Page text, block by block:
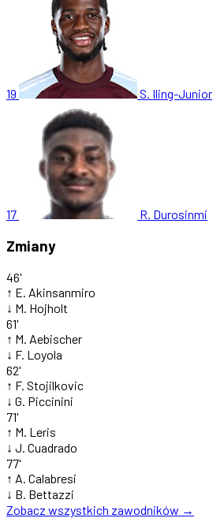
19 S. Iling-Junior
17 R. Durosinmi
Zmiany
46'
↑ E. Akinsanmiro
↓ M. Hojholt
61'
↑ M. Aebischer
↓ F. Loyola
62'
↑ F. Stojilkovic
↓ G. Piccinini
71'
↑ M. Leris
↓ J. Cuadrado
77'
↑ A. Calabresi
↓ B. Bettazzi
Zobacz wszystkich zawodników →